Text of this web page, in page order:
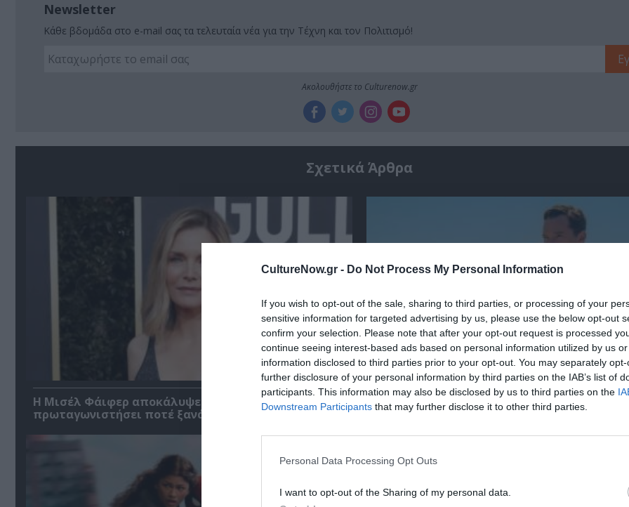
CultureNow.gr - Do Not Process My Personal Information
If you wish to opt-out of the sale, sharing to third parties, or processing of your
sensitive information for targeted advertising by us, please use the below opt-out
confirm your selection. Please note that after your opt-out request is processed
continue seeing interest-based ads based on personal information utilized by us
information disclosed to third parties prior to your opt-out. You may separately
further disclosure of your personal information by third parties on the IAB’s list of
participants. This information may also be disclosed by us to third parties on the
Downstream Participants that may further disclose it to other third parties.
Personal Data Processing Opt Outs
I want to opt-out of the Sharing of my personal data.
Newsletter
Κάθε βδομάδα στο e-mail σας τα τελευταία νέα για την Τέχνη και τον Πολιτισμό!
Ακολουθήστε το Culturenow.gr
Σχετικά Άρθρα
Η Μισέλ Φάιφερ αποκάλυψε ότι δεν θέλει να
πρωταγωνιστήσει ποτέ ξανά σε ταινία
Προβολές με ελεύθερη είσοδο στον Θερινό
Κινηματογράφο Αγίας Παρασκευής | 10-16/8